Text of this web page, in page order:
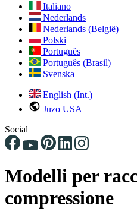
Italiano
Nederlands
Nederlands (België)
Polski
Português
Português (Brasil)
Svenska
English (Int.)
Juzo USA
Social
Modelli per
compressione